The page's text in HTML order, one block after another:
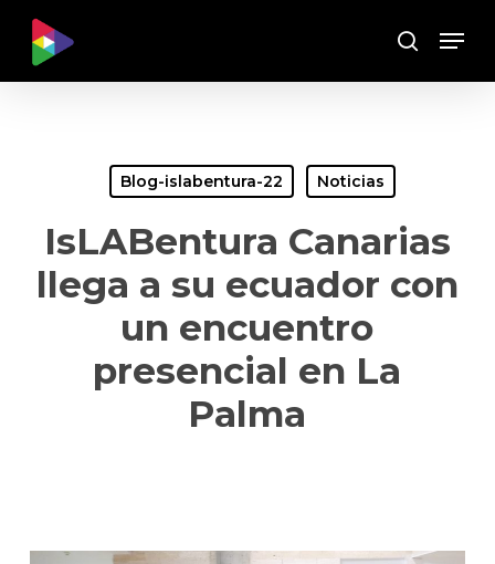
main
Buscar
Menu
Blog-islabentura-22 Noticias
IsLABentura Canarias
llega a su ecuador con
un encuentro
presencial en La
Palma